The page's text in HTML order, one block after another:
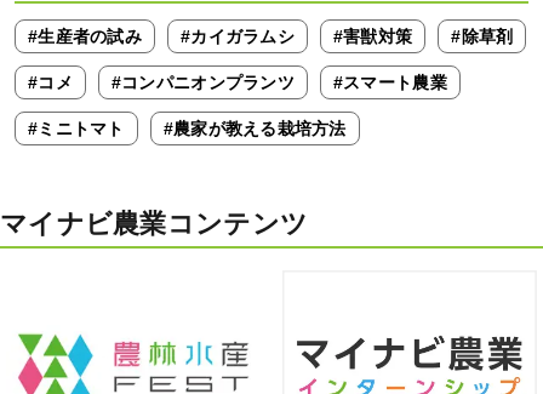
#生産者の試み #カイガラムシ #害獣対策 #除草剤
#コメ #コンパニオンプランツ #スマート農業
#ミニトマト #農家が教える栽培方法
マイナビ農業コンテンツ